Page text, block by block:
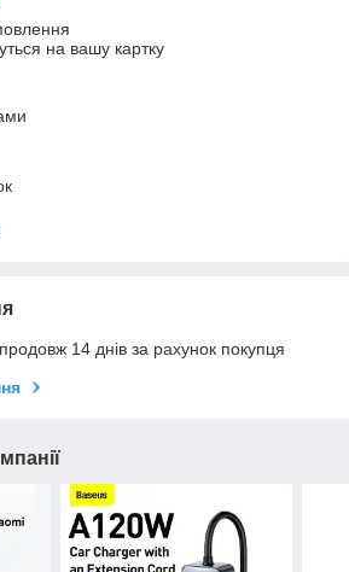
на вашу картку
14 днів за рахунок покупця